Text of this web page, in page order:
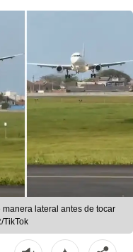
lateral antes de tocar
TikTok